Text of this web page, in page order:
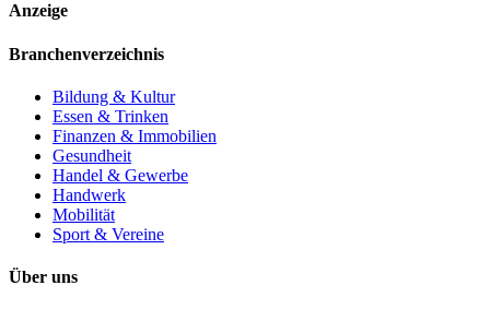
Anzeige
Branchenverzeichnis
Bildung & Kultur
Essen & Trinken
Finanzen & Immobilien
Gesundheit
Handel & Gewerbe
Handwerk
Mobilität
Sport & Vereine
Über uns